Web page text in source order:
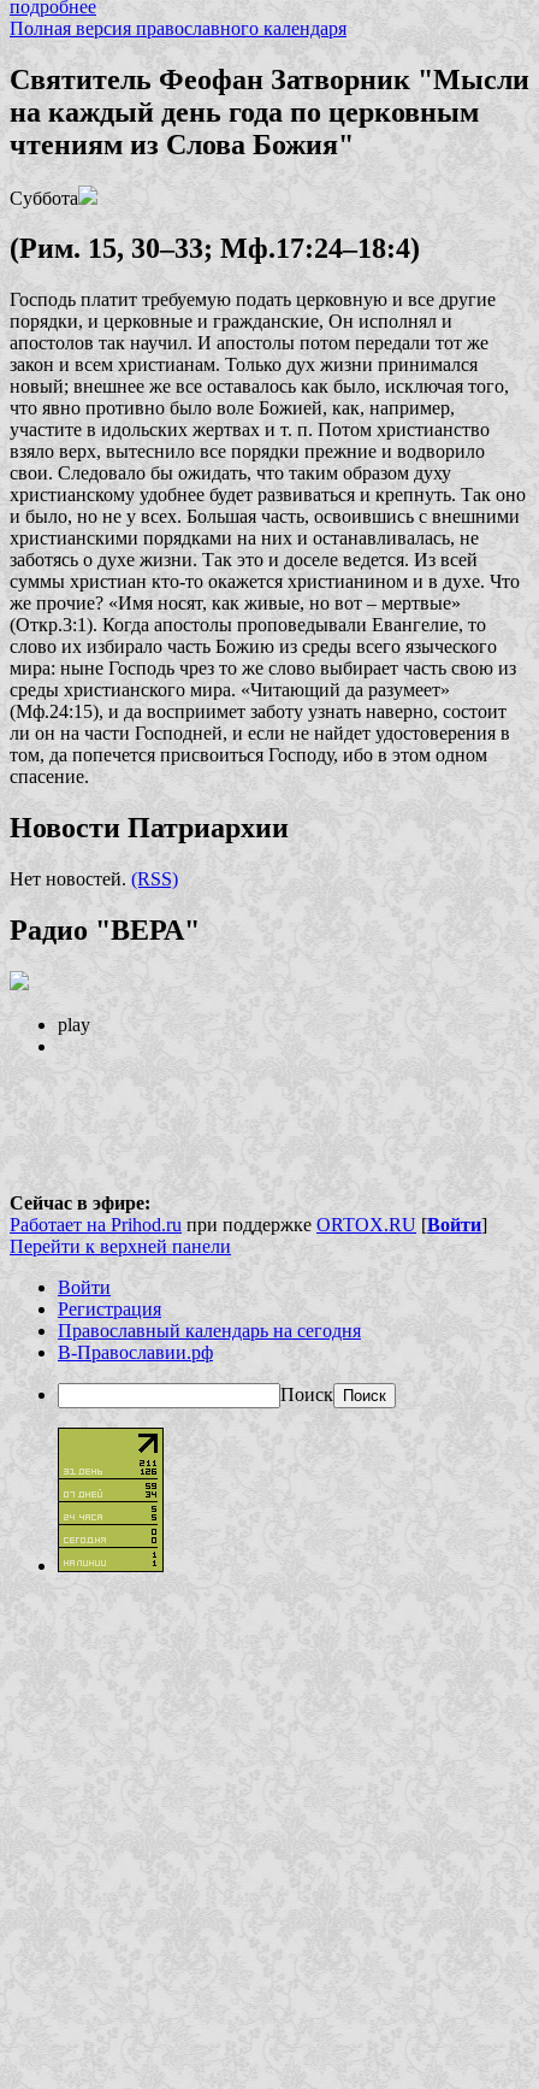
подробнее
Полная версия православного календаря
Святитель Феофан Затворник "Мысли
на каждый день года по церковным
чтениям из Слова Божия"
Суббота
(Рим. 15, 30–33; Мф.17:24–18:4)
Господь платит требуемую подать церковную и все другие
порядки, и церковные и гражданские, Он исполнял и
апостолов так научил. И апостолы потом передали тот же
закон и всем христианам. Только дух жизни принимался
новый; внешнее же все оставалось как было, исключая того,
что явно противно было воле Божией, как, например,
участите в идольских жертвах и т. п. Потом христианство
взяло верх, вытеснило все порядки прежние и водворило
свои. Следовало бы ожидать, что таким образом духу
христианскому удобнее будет развиваться и крепнуть. Так оно
и было, но не у всех. Большая часть, освоившись с внешними
христианскими порядками на них и останавливалась, не
заботясь о духе жизни. Так это и доселе ведется. Из всей
суммы христиан кто-то окажется христианином и в духе. Что
же прочие? «Имя носят, как живые, но вот – мертвые»
(Откр.3:1). Когда апостолы проповедывали Евангелие, то
слово их избирало часть Божию из среды всего языческого
мира: ныне Господь чрез то же слово выбирает часть свою из
среды христианского мира. «Читающий да разумеет»
(Мф.24:15), и да восприимет заботу узнать наверно, состоит
ли он на части Господней, и если не найдет удостоверения в
том, да попечется присвоиться Господу, ибо в этом одном
спасение.
Новости Патриархии
Нет новостей. (RSS)
Радио "ВЕРА"
play
Сейчас в эфире:
Работает на Prihod.ru при поддержке ORTOX.RU [Войти]
Перейти к верхней панели
Войти
Регистрация
Православный календарь на сегодня
В-Православии.рф
Поиск